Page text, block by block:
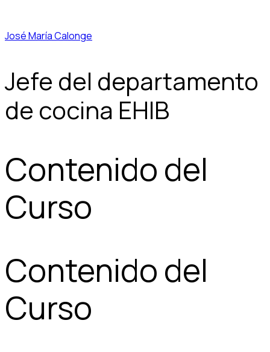
José María Calonge
Jefe del departamento
de cocina EHIB
Contenido del
Curso
Contenido del
Curso